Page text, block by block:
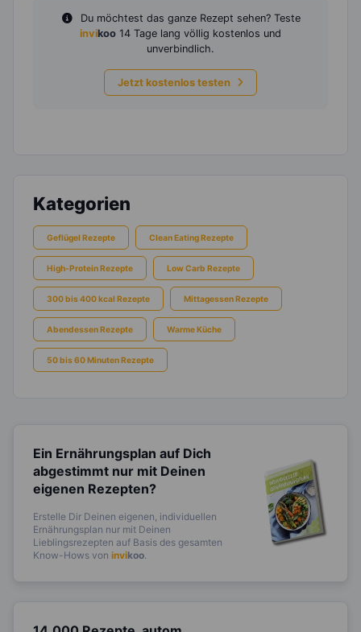
Du möchtest das ganze Rezept sehen? Teste
invikoo 14 Tage lang völlig kostenlos und
unverbindlich.
Jetzt kostenlos testen
Kategorien
Geflügel Rezepte Clean Eating Rezepte
High-Protein Rezepte Low Carb Rezepte
300 bis 400 kcal Rezepte Mittagessen Rezepte
Abendessen Rezepte Warme Küche
50 bis 60 Minuten Rezepte
Ein Ernährungsplan auf Dich
abgestimmt nur mit Deinen
eigenen Rezepten?
Erstelle Dir Deinen eigenen, individuellen
Ernährungsplan nur mit Deinen
Lieblingsrezepten auf Basis des gesamten
Know-Hows von invikoo